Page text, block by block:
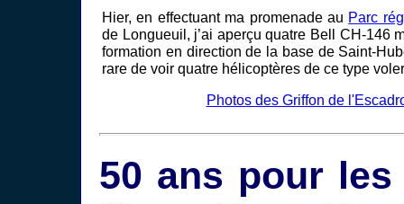
Hier, en effectuant ma promenade au Parc
de Longueuil, j’ai aperçu quatre Bell CH-146
formation en direction de la base de Saint-
rare de voir quatre hélicoptères de ce type
Photos des Griffon de
50 ans pour les